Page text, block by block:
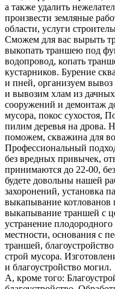
а также удалить
произвести земляные
области, услуги
Сможем для вас вырыть
выкопать траншею под
водопровод, копать
кустарников. Бурение
и пней, организуем
и вывозим хлам из
сооружений и демонтаж
мусора, покос сухостоя,
пилим деревья на дрова.
поможем, скважина для
Профессиональный
без вредных привычек,
принимаются до 22-00,
будете довольны нашей
захоронений, установка
выкапывание котлованов
выкапывание траншей с
устранение
местности, основания с
траншей,
строй мусора.
и благоустройство могил.
А, кроме того: